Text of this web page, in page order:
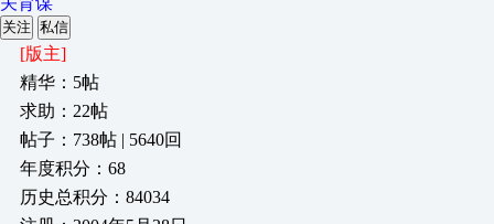
关注 私信
[版主]
精华：5帖
求助：22帖
帖子：738帖 | 5640回
年度积分：68
历史总积分：84034